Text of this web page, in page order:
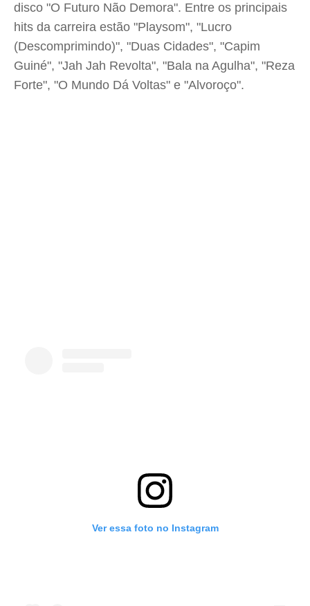
disco "O Futuro Não Demora". Entre os principais
hits da carreira estão "Playsom", "Lucro
(Descomprimindo)", "Duas Cidades", "Capim
Guiné", "Jah Jah Revolta", "Bala na Agulha", "Reza
Forte", "O Mundo Dá Voltas" e "Alvoroço".
Ver essa foto no Instagram